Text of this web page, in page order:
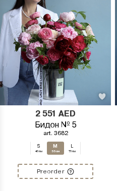
2 551 AED
Бидон № 5
art. 3682
S
40 см
M
55 см 70 см
Preorder